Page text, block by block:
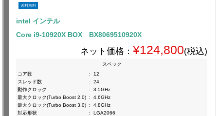
送料無料
intel インテル
Core i9-10920X BOX BX8069510920X
ネット価格： ¥124,800(税込)
スペック
コア数
:
12
スレッド数
:
24
動作クロック
:
3.5GHz
最大クロック(Turbo Boost 2.0) :
4.6GHz
最大クロック(Turbo Boost 3.0) :
4.8GHz
対応形状
:
LGA2066